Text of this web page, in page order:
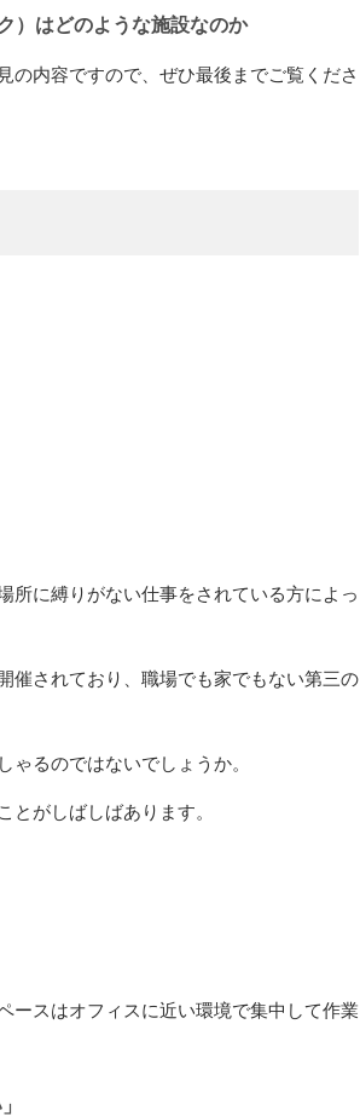
）はどのような施設なのか
の内容ですので、ぜひ最後までご覧くださ
所に縛りがない仕事をされている方によっ
催されており、職場でも家でもない第三の
ゃるのではないでしょうか。
がしばしばあります。
ースはオフィスに近い環境で集中して作業